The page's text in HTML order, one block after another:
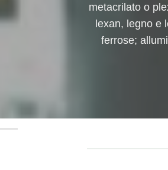
metacrilato o
lexan, legno e
ferrose;